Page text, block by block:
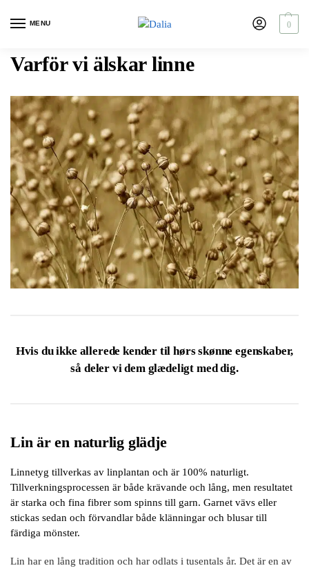
MENU 0
Varför vi älskar linne
Hvis du ikke allerede kender til hørs skønne egenskaber,
så deler vi dem glædeligt med dig.
Lin är en naturlig glädje
Linnetyg tillverkas av linplantan och är 100% naturligt.
Tillverkningsprocessen är både krävande och lång, men resultatet
är starka och fina fibrer som spinns till garn. Garnet vävs eller
stickas sedan och förvandlar både klänningar och blusar till
färdiga mönster.
Lin har en lång tradition och har odlats i tusentals år. Det är en av